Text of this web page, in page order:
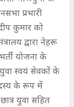
प्रभारी
कुमार को
द्वारा नेहरू
योजना के
स्वयं सेवकों के
के रूप में
युवा सहित